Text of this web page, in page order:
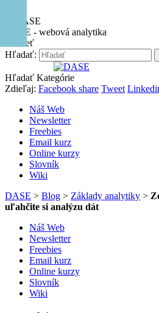
DASE - webová analytika
Zavrieť
Hľadať:
Hľadať Kategórie
Zdieľaj: Facebook share Tweet
Náš Web
Newsletter
Freebies
Email kurz
Online kurzy
Slovník
Wiki
DASE > Blog > Základy analytiky >
uľahčite si analýzu dát
Náš Web
Newsletter
Freebies
Email kurz
Online kurzy
Slovník
Wiki